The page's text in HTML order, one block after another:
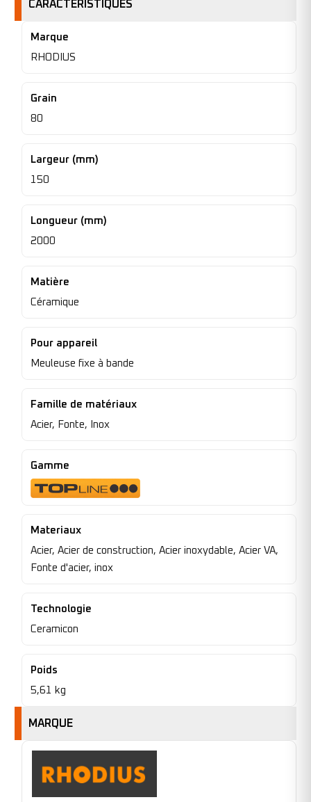
CARACTÉRISTIQUES
Marque
RHODIUS
Grain
80
Largeur (mm)
150
Longueur (mm)
2000
Matière
Céramique
Pour appareil
Meuleuse fixe à bande
Famille de matériaux
Acier, Fonte, Inox
Gamme
Materiaux
Acier, Acier de construction, Acier inoxydable, Acier VA,
Fonte d'acier, inox
Technologie
Ceramicon
Poids
5,61 kg
MARQUE